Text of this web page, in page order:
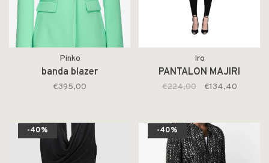
Pinko
banda blazer
€395,00
Iro
PANTALON MAJIRI
€224,00 €134,40
-40% -40%